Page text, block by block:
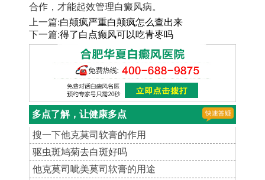
合作，才能起效管理白癜风病。
上一篇:白颠疯严重白颠疯怎么查出来
下一篇:得了白点癫风可以吃青枣吗
多点了解，让健康多点
搜一下他克莫司软膏的作用
驱虫斑鸠菊去白斑好吗
他克莫司呲美莫司软膏的用途